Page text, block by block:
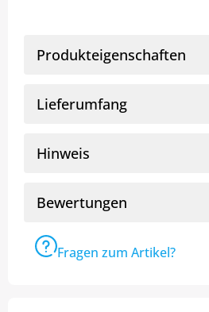
Produkteigenschaften
Lieferumfang
Hinweis
Bewertungen
Fragen zum Artikel?